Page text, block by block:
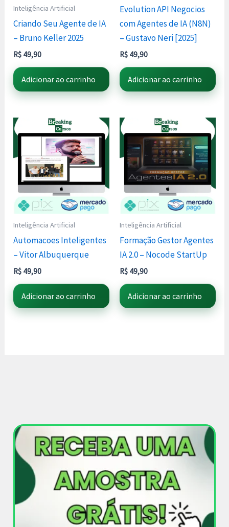
Inteligência Artificial
Criando Seu Agente de IA
– Bruno Keller 2025
R$ 49,90
Adicionar ao carrinho
Evolution API Negocios
com Agentes de IA (N8N)
– Gustavo Neri [2025]
R$ 49,90
Adicionar ao carrinho
Inteligência Artificial
Automacoes Inteligentes
– Vitor Albuquerque
R$ 49,90
Adicionar ao carrinho
Inteligência Artificial
Formação Gestor Agentes
IA 2.0 – Nocode StartUp
R$ 49,90
Adicionar ao carrinho